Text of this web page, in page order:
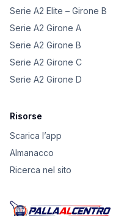
Serie A2 Elite – Girone B
Serie A2 Girone A
Serie A2 Girone B
Serie A2 Girone C
Serie A2 Girone D
Risorse
Scarica l’app
Almanacco
Ricerca nel sito